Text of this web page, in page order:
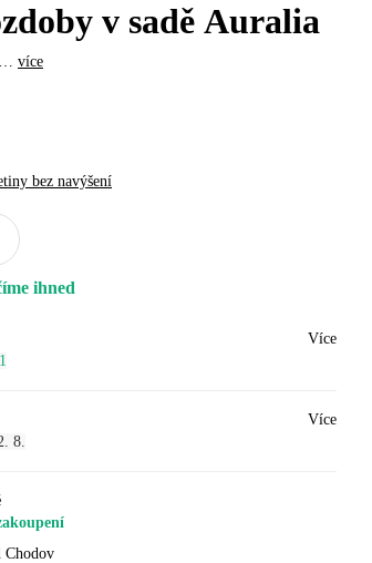
v sadě Auralia
více
bez navýšení
ihned
Více
8.
Více
Chodov